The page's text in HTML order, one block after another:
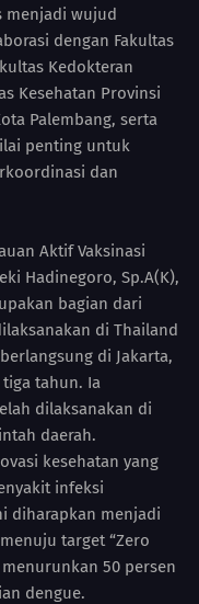
menjadi wujud
dengan Fakultas
Kedokteran
Kesehatan Provinsi
Palembang, serta
penting untuk
dan
Aktif Vaksinasi
Hadinegoro, Sp.A(K),
bagian dari
di Thailand
di Jakarta,
tiga tahun. Ia
dilaksanakan di
daerah.
kesehatan yang
infeksi
diharapkan menjadi
target “Zero
50 persen
dengue.